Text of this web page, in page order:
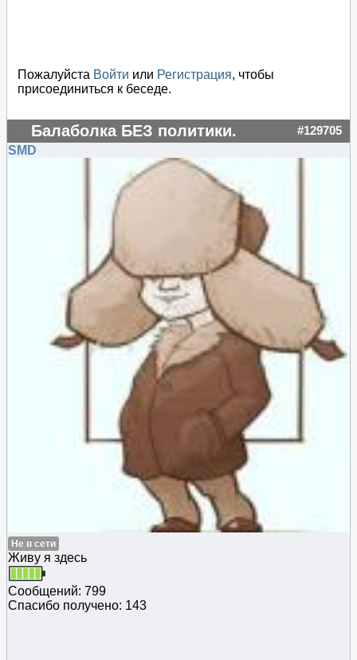
Пожалуйста Войти или Регистрация, чтобы
присоединиться к беседе.
Балаболка БЕЗ политики. #129705
SMD
Не в сети
Живу я здесь
Сообщений: 799
Спасибо получено: 143